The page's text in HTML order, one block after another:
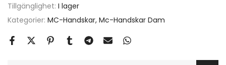
Tillgänglighet: I lager
Kategorier: MC-Handskar Mc-Handskar Dam